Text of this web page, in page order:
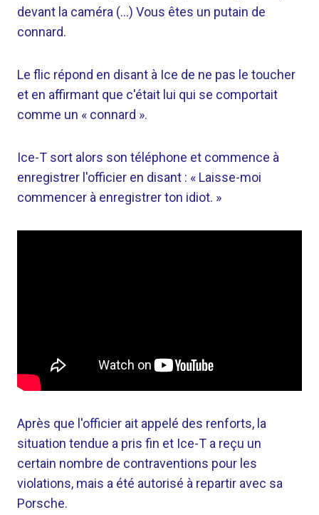
devant la caméra (…) Vous êtes un putain de
connard.
Le flic répond en disant à Ice de ne pas le toucher
et en affirmant que c'était lui qui se comportait
comme un « connard ».
Ice-T sort alors son téléphone et commence à
enregistrer l'officier en disant : « Laisse-moi
commencer à enregistrer ton idiot. »
Après que l'officier ait appelé des renforts, la
situation tendue a pris fin et Ice-T a reçu un
certain nombre de contraventions pour les
violations, mais a été autorisé à repartir avec sa
Porsche.